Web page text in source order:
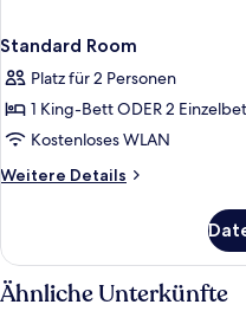
Standard Room
Platz für 2 Personen
1 King-Bett ODER 2
Kostenloses WLAN
Weitere Details
Weitere
Room
Ähnliche Unterkünfte